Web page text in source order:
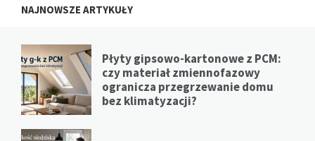
NAJNOWSZE ARTYKUŁY
Płyty gipsowo-kartonowe z PCM:
czy materiał zmiennofazowy
ogranicza przegrzewanie domu
bez klimatyzacji?